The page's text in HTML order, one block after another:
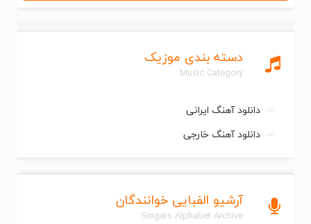
دسته بندی موزیک
Music Category
دانلود آهنگ ایرانی
دانلود آهنگ خارجی
آرشیو الفبایی خوانندگان
Singers Alphabet Archive